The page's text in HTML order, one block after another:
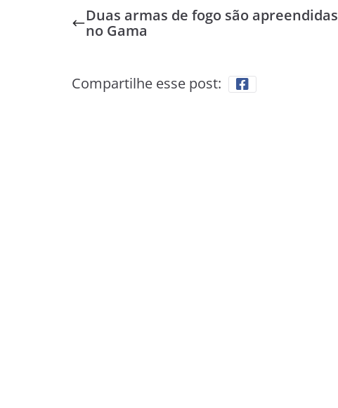
Duas armas de fogo são apreendidas
no Gama
Compartilhe esse post: